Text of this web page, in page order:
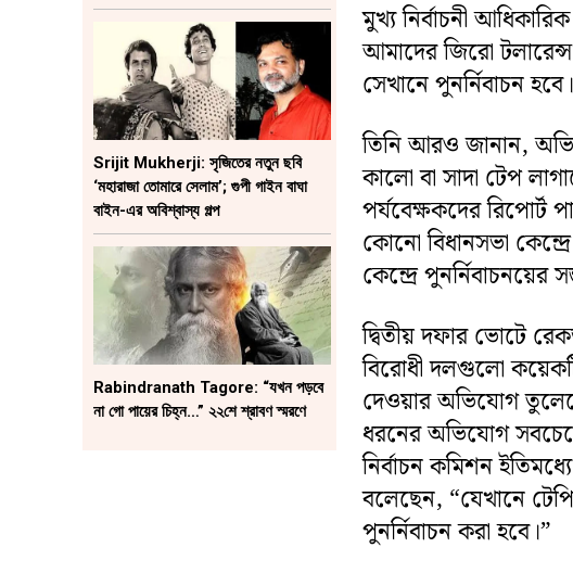
Srijit Mukherji: সৃজিতের নতুন ছবি
‘মহারাজা তোমারে সেলাম’; গুপী গাইন বাঘা
বাইন-এর অবিশ্বাস্য গল্প
Rabindranath Tagore: “যখন পড়বে
না গো পায়ের চিহ্ন…” ২২শে শ্রাবণ স্মরণে
মুখ্য নির্বাচনী
আমাদের জিরো
সেখানে পুনর্নিবাচন
তিনি আরও জানান,
কালো বা সাদা টেপ
পর্যবেক্ষকদের রিপোর্ট
কোনো বিধানসভা
কেন্দ্রে পুনর্নিবাচনয়ের
দ্বিতীয় দফার ভোটে
বিরোধী দলগুলো
দেওয়ার অভিযোগ
ধরনের অভিযোগ
নির্বাচন কমিশন
বলেছেন, “যেখানে
পুনর্নিবাচন করা হবে।”